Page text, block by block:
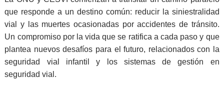
que responde a un destino común: reducir la siniestralidad
vial y las muertes ocasionadas por accidentes de tránsito.
Un compromiso por la vida que se ratifica a cada paso y que
plantea nuevos desafíos para el futuro, relacionados con la
seguridad vial infantil y los sistemas de gestión en
seguridad vial.